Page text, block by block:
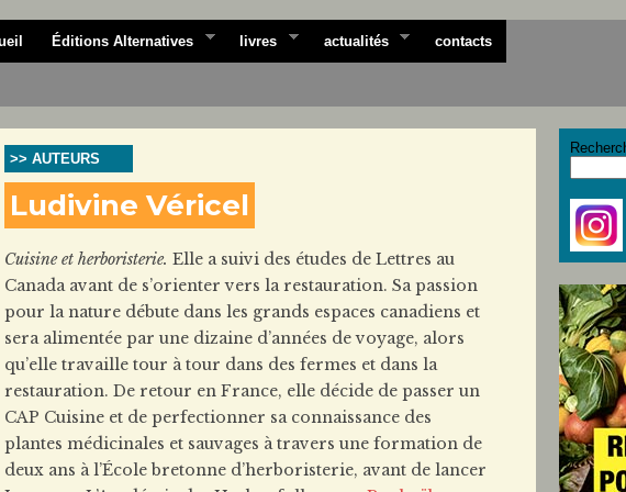
Éditions Alternatives livres actualités contacts
>> AUTEURS
Ludivine Véricel
Cuisine et herboristerie. Elle a suivi des études de Lettres au
Canada avant de s’orienter vers la restauration. Sa passion
pour la nature débute dans les grands espaces canadiens et
sera alimentée par une dizaine d’années de voyage, alors
qu’elle travaille tour à tour dans des fermes et dans la
restauration. De retour en France, elle décide de passer un
CAP Cuisine et de perfectionner sa connaissance des
plantes médicinales et sauvages à travers une formation de
deux ans à l’École bretonne d’herboristerie, avant de lancer